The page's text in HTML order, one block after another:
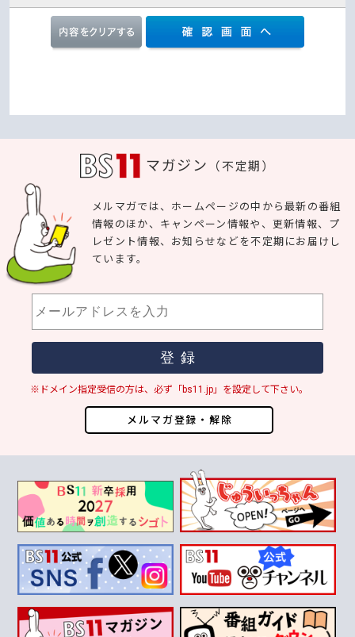
マガジン （不定期）
メルマガ登録・解除
メルマガでは、ホームページの中から最新の番組
情報のほか、キャンペーン情報や、更新情報、プ
レゼント情報、お知らせなどを不定期にお届けし
ています。
※ドメイン指定受信の方は、必ず「bs11.jp」を設定して下さい。